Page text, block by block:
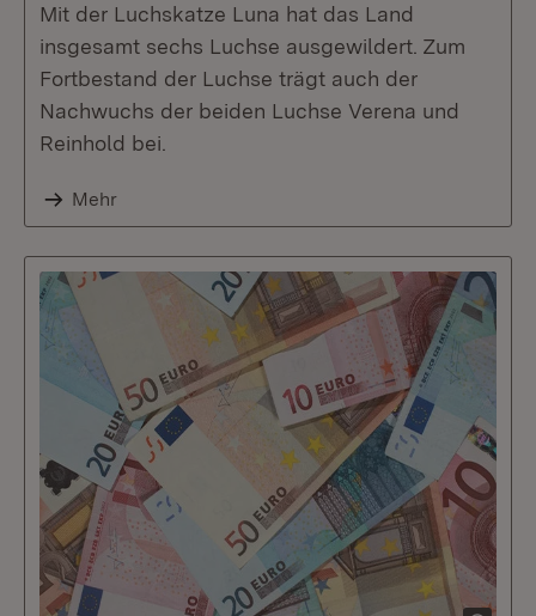
Mit der Luchskatze Luna hat das Land
insgesamt sechs Luchse ausgewildert. Zum
Fortbestand der Luchse trägt auch der
Nachwuchs der beiden Luchse Verena und
Reinhold bei.
Mehr